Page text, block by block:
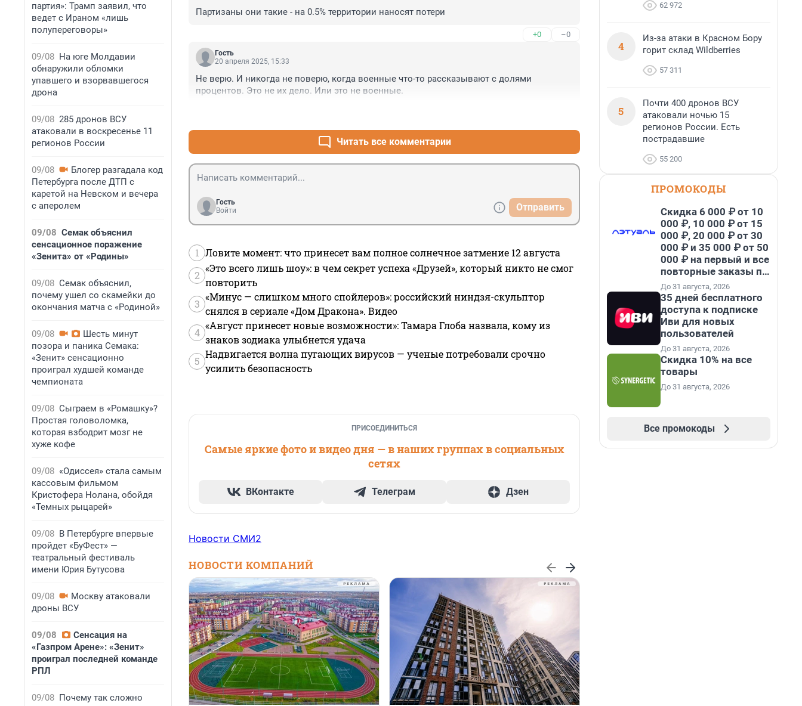
партия»: Трамп заявил, что
ведет с Ираном «лишь
полупереговоры»
09/08 На юге Молдавии
обнаружили обломки
упавшего и взорвавшегося
дрона
09/08 285 дронов ВСУ
атаковали в воскресенье 11
регионов России
09/08
Блогер разгадала код
Петербурга после ДТП с
каретой на Невском и вечера
с аперолем
09/08 Семак объяснил
сенсационное поражение
«Зенита» от «Родины»
09/08 Семак объяснил,
почему ушел со скамейки до
окончания матча с «Родиной»
09/08
Шесть минут
позора и паника Семака:
«Зенит» сенсационно
проиграл худшей команде
чемпионата
09/08 Сыграем в «Ромашку»?
Простая головоломка,
которая взбодрит мозг не
хуже кофе
09/08 «Одиссея» стала самым
кассовым фильмом
Кристофера Нолана, обойдя
«Темных рыцарей»
09/08 В Петербурге впервые
пройдет «БуФест» —
театральный фестиваль
имени Юрия Бутусова
09/08
Москву атаковали
дроны ВСУ
09/08
Сенсация на
«Газпром Арене»: «Зенит»
проиграл последней команде
РПЛ
09/08 Почему так сложно
Партизаны они такие - на 0.5% территории наносят потери
+0 –0
Гость
20 апреля 2025, 15:33
Не верю. И никогда не поверю, когда военные что-то рассказывают с долями
процентов. Это не их дело. Или это не военные.
Читать все комментарии
Гость
Войти
Отправить
1 Ловите момент: что принесет вам полное солнечное затмение 12 августа
2
«Это всего лишь шоу»: в чем секрет успеха «Друзей», который никто не смог
повторить
3
«Минус — слишком много спойлеров»: российский ниндзя-скульптор
снялся в сериале «Дом Дракона». Видео
4
«Август принесет новые возможности»: Тамара Глоба назвала, кому из
знаков зодиака улыбнется удача
5
Надвигается волна пугающих вирусов — ученые потребовали срочно
усилить безопасность
ПРИСОЕДИНИТЬСЯ
Самые яркие фото и видео дня — в наших группах в социальных
сетях
ВКонтакте Телеграм Дзен
Новости СМИ2
НОВОСТИ КОМПАНИЙ
62 972
4
Из-за атаки в Красном Бору
горит склад Wildberries
57 311
5
Почти 400 дронов ВСУ
атаковали ночью 15
регионов России. Есть
пострадавшие
55 200
ПРОМОКОДЫ
Скидка 6 000 ₽ от 10
000 ₽, 10 000 ₽ от 15
000 ₽, 20 000 ₽ от 30
000 ₽ и 35 000 ₽ от 50
000 ₽ на первый и все
повторные заказы по
промокоду НАБЕРИ
До 31 августа, 2026
35 дней бесплатного
доступа к подписке
Иви для новых
пользователей
До 31 августа, 2026
Скидка 10% на все
товары
До 31 августа, 2026
Все промокоды